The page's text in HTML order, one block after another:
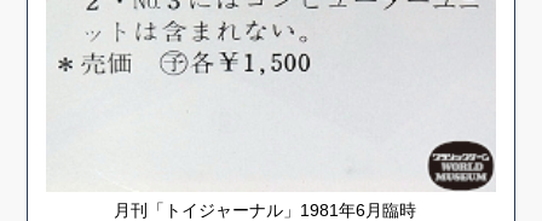
月刊「トイジャーナル」1981年6月臨時